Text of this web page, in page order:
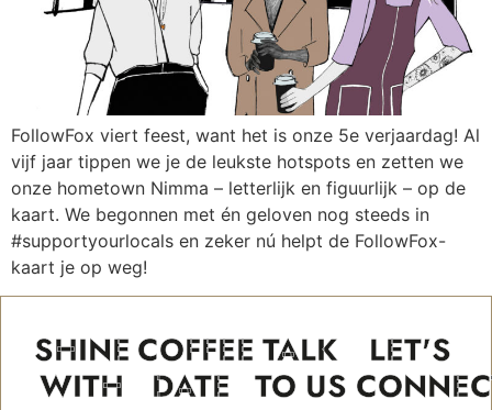
FollowFox viert feest, want het is onze 5e verjaardag! Al
vijf jaar tippen we je de leukste hotspots en zetten we
onze hometown Nimma – letterlijk en figuurlijk – op de
kaart. We begonnen met én geloven nog steeds in
#supportyourlocals en zeker nú helpt de FollowFox-
kaart je op weg!
SHINE
WITH
COFFEE
DATE
TALK
TO US
LET'S